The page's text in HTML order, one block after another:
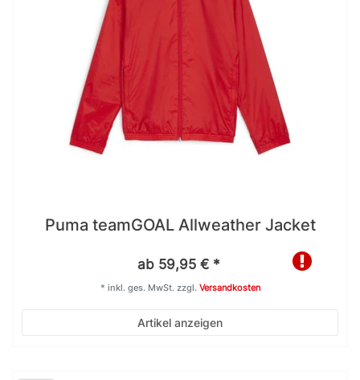
Puma teamGOAL Allweather Jacket
ab 59,95 € *
Artikel anzeigen
* inkl. ges. MwSt.zzgl. Versandkosten